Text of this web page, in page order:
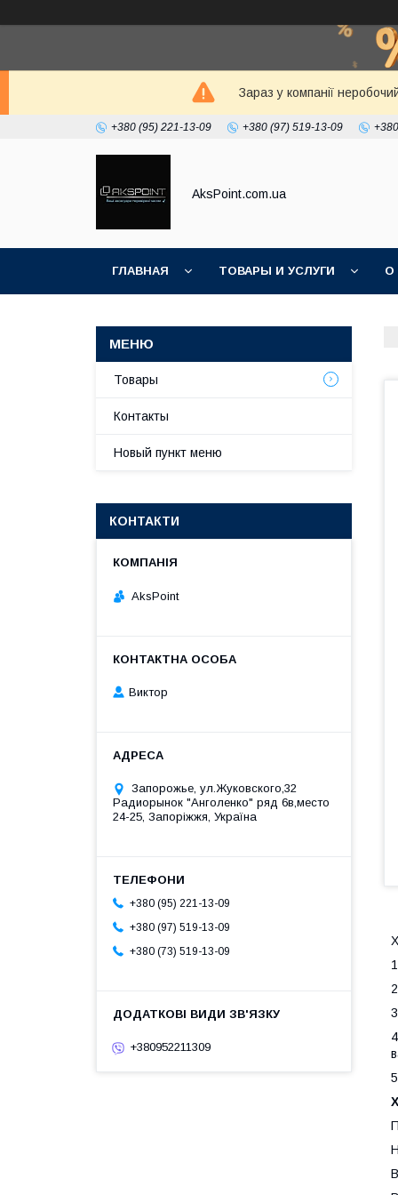
Зараз у компанії
+380 (95) 221-13-09 +380 (97) 519-13-09
AksPoint.com.ua
ГЛАВНАЯ ТОВАРЫ И УСЛУГИ О
Товары
Контакты
Новый пункт меню
КОНТАКТИ
AksPoint
Виктор
Запорожье, ул.Жуковского,32
Радиорынок "Анголенко" ряд 6в,место
24-25, Запоріжжя, Україна
+380 (95) 221-13-09
+380 (97) 519-13-09
+380 (73) 519-13-09
+380952211309